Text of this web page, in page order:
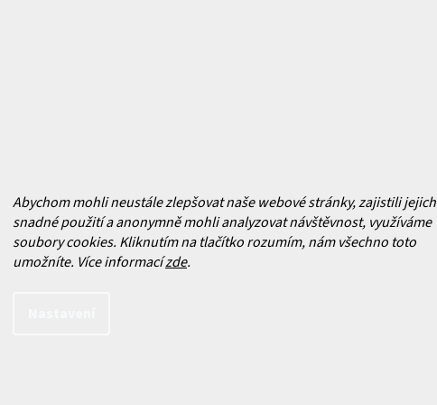
Abychom mohli neustále zlepšovat naše webové stránky, zajistili jejich
snadné použití a anonymně mohli analyzovat návštěvnost, využíváme
soubory cookies. Kliknutím na tlačítko rozumím, nám všechno toto
umožníte. Více informacízde.
informace o nových produktech na našem e-
e-mailu souhlasíte s
údajů